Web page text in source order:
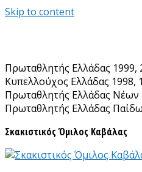
Skip to content
Πρωταθλητής Ελλάδας 1999,
Κυπελλούχος Ελλάδας 1998,
Πρωταθλητής Ελλάδας Νέων
Πρωταθλητής Ελλάδας
Σκακιστικός Όμιλος Καβάλας